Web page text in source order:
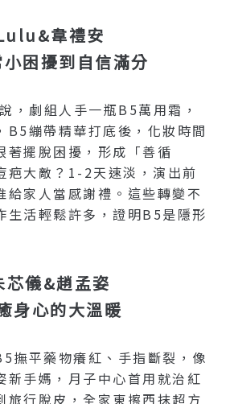
韋禮安
困擾到自信滿分
，劇組人手一瓶B5萬用霜，
B5繃帶精華打底後，化妝時間
著擺脫困擾，形成「善循
疤大敵？1-2天速淡，演出前
給家人當感謝禮。這些轉變不
生活輕鬆許多，證明B5是隱形
芯儀&趙孟姿
身心的大溫暖
撫平藥物癢紅、手指斷裂，像
新手媽，月子中心首用就治紅
旅行脫皮，全家東擦西抹超方